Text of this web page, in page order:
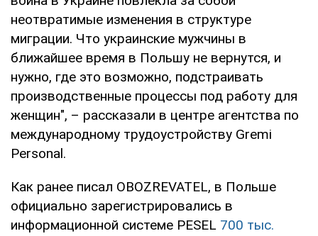
неотвратимые изменения в структуре
миграции. Что украинские мужчины в
ближайшее время в Польшу не вернутся, и
нужно, где это возможно, подстраивать
производственные процессы под работу для
женщин", – рассказали в центре агентства по
международному трудоустройству Gremi
Personal.
Как ранее писал OBOZREVATEL, в Польше
официально зарегистрировались в
информационной системе PESEL 700 тыс.